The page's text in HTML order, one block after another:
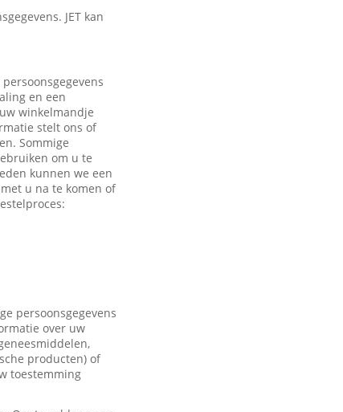
JET kan
en een
winkelmandje
stelt ons of
Sommige
om u te
kunnen we een
u na te komen of
persoonsgegevens
over uw
producten) of
toestemming